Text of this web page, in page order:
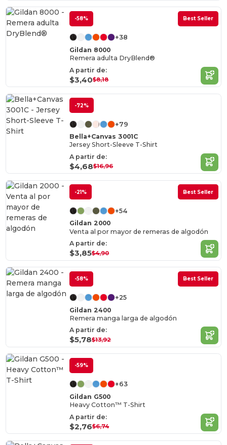
-58% Best Seller
+38
Gildan 8000
Remera adulta DryBlend®
A partir de:
$3,40$8,18
-72%
+79
Bella+Canvas 3001C
Jersey Short-Sleeve T-Shirt
A partir de:
$4,68$16,96
-21% Best Seller
+54
Gildan 2000
Venta al por mayor de remeras de algodón
A partir de:
$3,85$4,90
-58% Best Seller
+25
Gildan 2400
Remera manga larga de algodón
A partir de:
$5,78$13,92
-59%
+63
Gildan G500
Heavy Cotton™ T-Shirt
A partir de:
$2,76$6,74